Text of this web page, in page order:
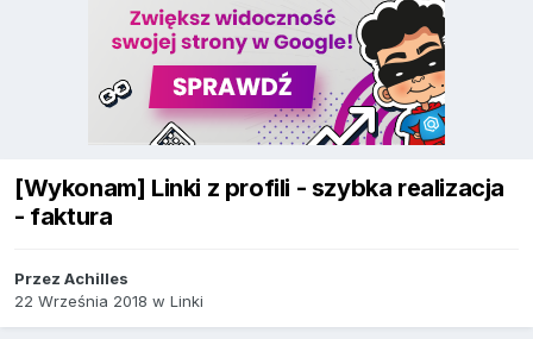
[Wykonam] Linki z profili - szybka realizacja
- faktura
Przez Achilles
22 Września 2018 w Linki